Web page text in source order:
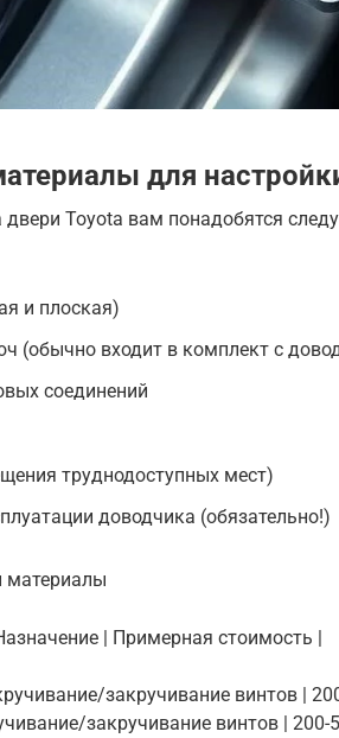
для
Toyota вам понадобятся
и плоская)
(обычно входит в комплект с
соединений
труднодоступных мест)
доводчика (обязательно!)
материалы
| Примерная стоимость |
закручивание винтов |
закручивание винтов | 200-